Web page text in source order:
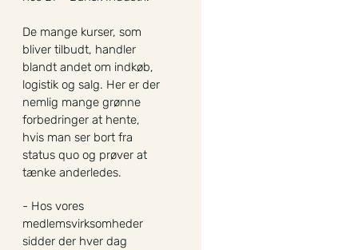
De mange kurser, som
bliver tilbudt, handler
blandt andet om indkøb,
logistik og salg. Her er der
nemlig mange grønne
forbedringer at hente,
hvis man ser bort fra
status quo og prøver at
tænke anderledes.
- Hos vores
medlemsvirksomheder
sidder der hver dag